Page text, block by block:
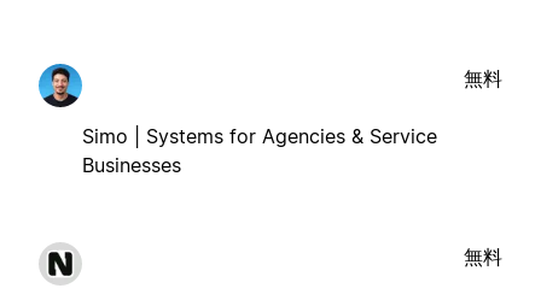
Simo | Systems for Agencies & Service
Businesses
無料
無料